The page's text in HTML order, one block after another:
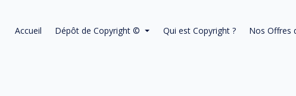
Accueil Dépôt de Copyright © Qui est Copyright ? Nos Offres